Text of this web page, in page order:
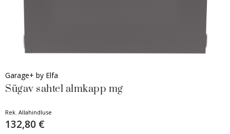
Garage+ by Elfa
Sügav sahtel almkapp mg
Rek. Allahindluse
132,80 €